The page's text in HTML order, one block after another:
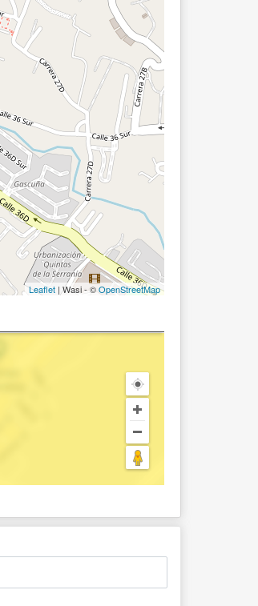
Leaflet | Wasi - ©OpenStreetMap